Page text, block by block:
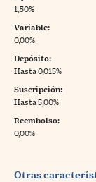
1,50%
Variable:
0,00%
Depósito:
Hasta 0,015%
Suscripción:
Hasta 5,00%
Reembolso:
0,00%
Otras